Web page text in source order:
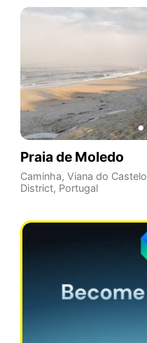
Praia de Moledo
Caminha, Viana do Castelo
District, Portugal